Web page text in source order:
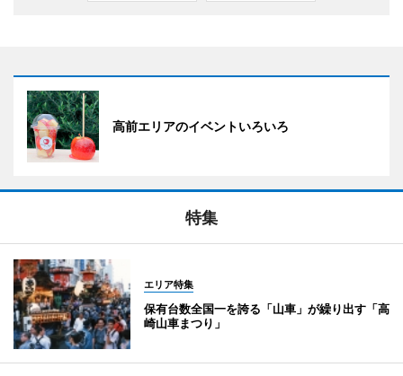
高前エリアのイベントいろいろ
特集
エリア特集
保有台数全国一を誇る「山車」が繰り出す「高
崎山車まつり」